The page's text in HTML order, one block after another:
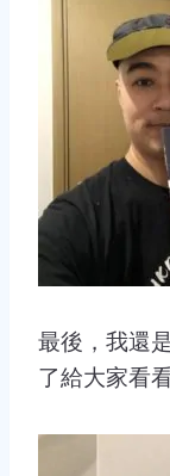
最後，我還
了給大家看看